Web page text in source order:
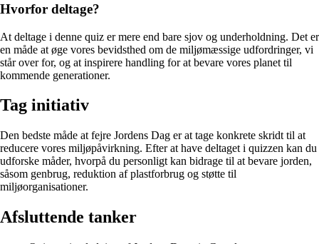
Hvorfor deltage?
At deltage i denne quiz er mere end bare sjov og underholdning. Det er
en måde at øge vores bevidsthed om de miljømæssige udfordringer, vi
står over for, og at inspirere handling for at bevare vores planet til
kommende generationer.
Tag initiativ
Den bedste måde at fejre Jordens Dag er at tage konkrete skridt til at
reducere vores miljøpåvirkning. Efter at have deltaget i quizzen kan du
udforske måder, hvorpå du personligt kan bidrage til at bevare jorden,
såsom genbrug, reduktion af plastforbrug og støtte til
miljøorganisationer.
Afsluttende tanker